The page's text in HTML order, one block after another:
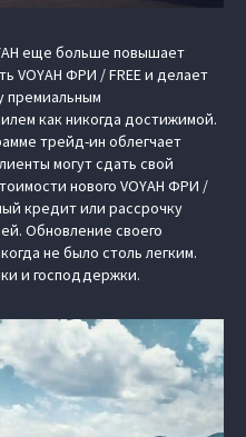
еще больше повышает
VOYAH ФРИ / FREE и делает
премиальным
как никогда достижимой.
трейд-ин облегчает
могут сдать свой
нового VOYAH ФРИ /
кредит или рассрочку
Обновление своего
не было столь легким.
и господдержки.